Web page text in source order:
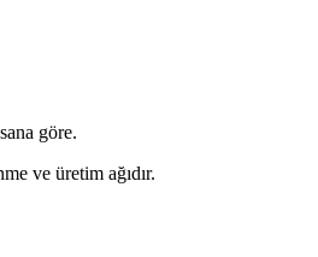
göre.
ve üretim ağıdır.